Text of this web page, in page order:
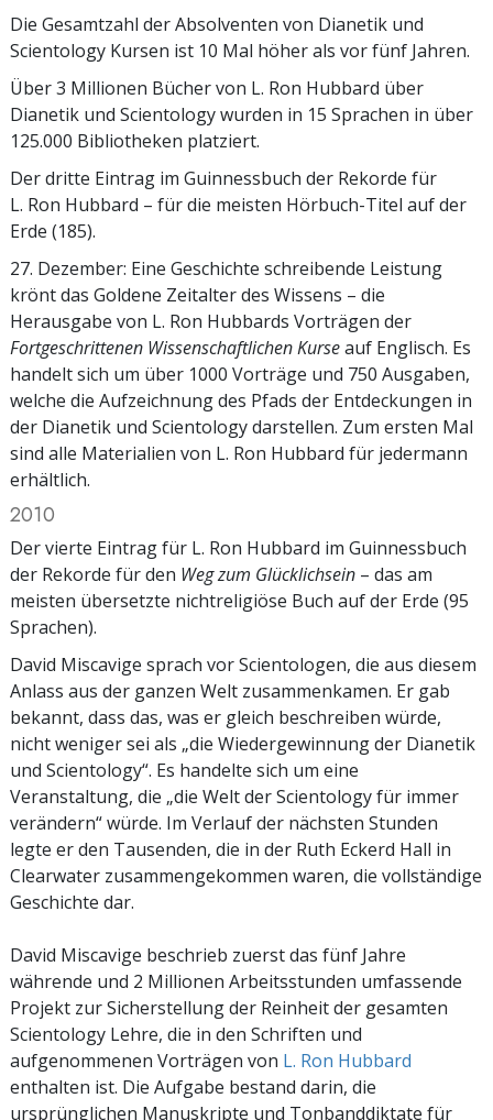
Die Gesamtzahl der Absolventen von Dianetik und
Scientology Kursen ist 10 Mal höher als vor fünf Jahren.
Über 3 Millionen Bücher von L. Ron Hubbard über
Dianetik und Scientology wurden in 15 Sprachen in über
125.000 Bibliotheken platziert.
Der dritte Eintrag im Guinnessbuch der Rekorde für
L. Ron Hubbard – für die meisten Hörbuch-Titel auf der
Erde (185).
27. Dezember: Eine Geschichte schreibende Leistung
krönt das Goldene Zeitalter des Wissens – die
Herausgabe von L. Ron Hubbards Vorträgen der
Fortgeschrittenen Wissenschaftlichen Kurseauf Englisch. Es
handelt sich um über 1000 Vorträge und 750 Ausgaben,
welche die Aufzeichnung des Pfads der Entdeckungen in
der Dianetik und Scientology darstellen. Zum ersten Mal
sind alle Materialien von L. Ron Hubbard für jedermann
erhältlich.
2010
Der vierte Eintrag für L. Ron Hubbard im Guinnessbuch
der Rekorde für den Weg zum Glücklichsein – das am
meisten übersetzte nichtreligiöse Buch auf der Erde (95
Sprachen).
David Miscavige sprach vor Scientologen, die aus diesem
Anlass aus der ganzen Welt zusammenkamen. Er gab
bekannt, dass das, was er gleich beschreiben würde,
nicht weniger sei als „die Wiedergewinnung der Dianetik
und Scientology“. Es handelte sich um eine
Veranstaltung, die „die Welt der Scientology für immer
verändern“ würde. Im Verlauf der nächsten Stunden
legte er den Tausenden, die in der Ruth Eckerd Hall in
Clearwater zusammengekommen waren, die vollständige
Geschichte dar.
David Miscavige beschrieb zuerst das fünf Jahre
währende und 2 Millionen Arbeitsstunden umfassende
Projekt zur Sicherstellung der Reinheit der gesamten
Scientology Lehre, die in den Schriften und
aufgenommenen Vorträgen von L. Ron Hubbard
enthalten ist. Die Aufgabe bestand darin, die
ursprünglichen Manuskripte und Tonbanddiktate für